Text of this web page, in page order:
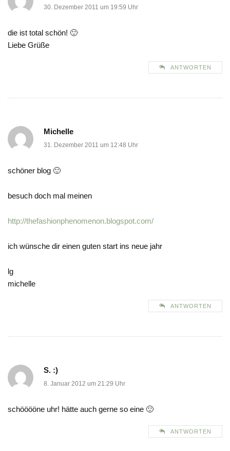
30. Dezember 2011 um 19:59 Uhr
die ist total schön! 🙂
Liebe Grüße
ANTWORTEN
Michelle
31. Dezember 2011 um 12:48 Uhr
schöner blog 🙂
besuch doch mal meinen
http://thefashionphenomenon.blogspot.com/
ich wünsche dir einen guten start ins neue jahr
lg
michelle
ANTWORTEN
S. :)
8. Januar 2012 um 21:29 Uhr
schööööne uhr! hätte auch gerne so eine 🙂
ANTWORTEN